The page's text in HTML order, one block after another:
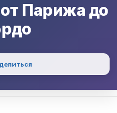
Парижа до